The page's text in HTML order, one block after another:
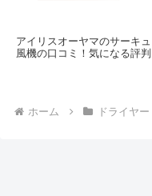
アイリスオーヤマのサーキ
風機の口コミ！気になる評
ホーム ドライヤー